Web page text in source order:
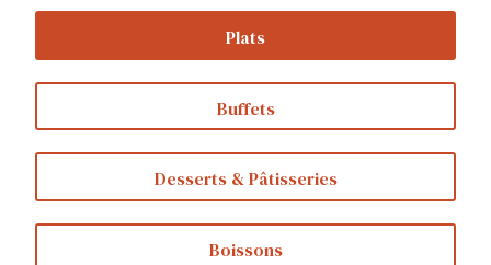
Plats
Buffets
Desserts & Pâtisseries
Boissons